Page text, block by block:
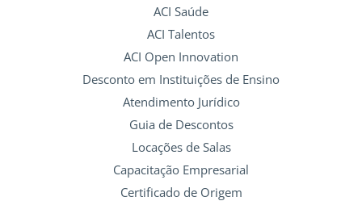
ACI Saúde
ACI Talentos
ACI Open Innovation
Desconto em Instituições de Ensino
Atendimento Jurídico
Guia de Descontos
Locações de Salas
Capacitação Empresarial
Certificado de Origem